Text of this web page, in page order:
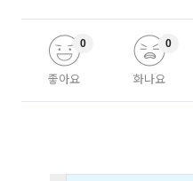
좋아요
0
화나요
0